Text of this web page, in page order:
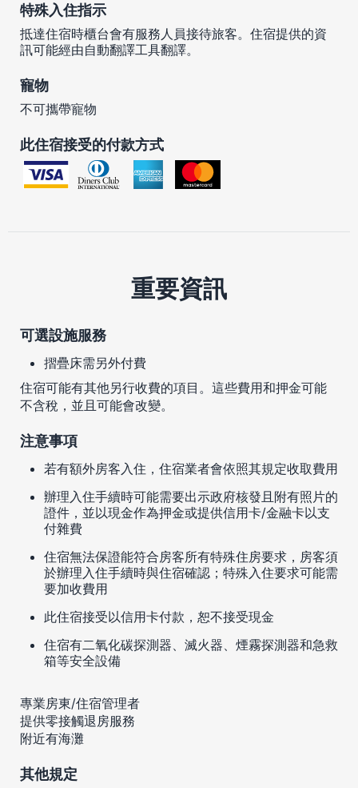
特殊入住指示
抵達住宿時櫃台會有服務人員接待旅客。住宿提供的資
訊可能經由自動翻譯工具翻譯。
寵物
不可攜帶寵物
此住宿接受的付款方式
重要資訊
可選設施服務
摺疊床需另外付費
住宿可能有其他另行收費的項目。這些費用和押金可能
不含稅，並且可能會改變。
注意事項
若有額外房客入住，住宿業者會依照其規定收取費用
辦理入住手續時可能需要出示政府核發且附有照片的
證件，並以現金作為押金或提供信用卡/金融卡以支
付雜費
住宿無法保證能符合房客所有特殊住房要求，房客須
於辦理入住手續時與住宿確認；特殊入住要求可能需
要加收費用
此住宿接受以信用卡付款，恕不接受現金
住宿有二氧化碳探測器、滅火器、煙霧探測器和急救
箱等安全設備
專業房東/住宿管理者
提供零接觸退房服務
附近有海灘
其他規定